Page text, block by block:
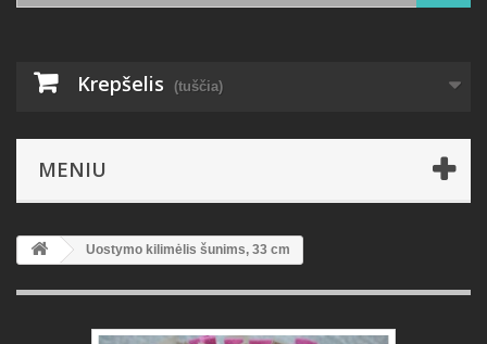
Krepšelis (tuščia)
MENIU
Uostymo kilimėlis šunims, 33 cm